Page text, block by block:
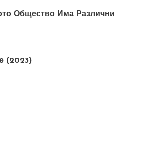
Общество Има Различни
(2023)